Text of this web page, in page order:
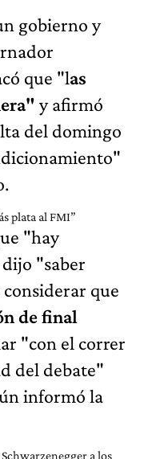
gobierno y
que "las
y afirmó
del domingo
plata al FMI”
"hay
"saber
que
de final
"con el correr
del debate"
informó la
a los